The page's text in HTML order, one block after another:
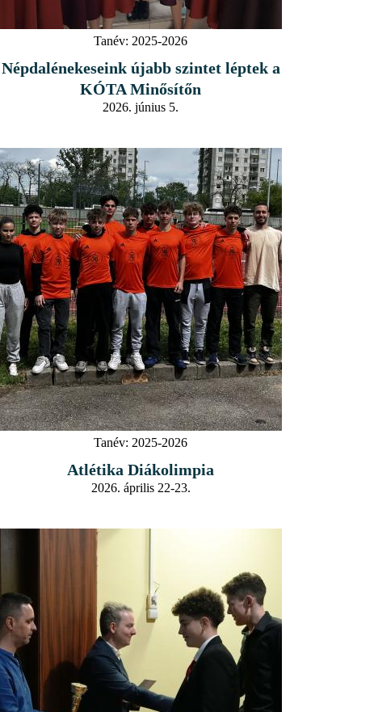
Tanév: 2025-2026
Népdalénekeseink újabb szintet léptek a
KÓTA Minősítőn
2026. június 5.
Tanév: 2025-2026
Atlétika Diákolimpia
2026. április 22-23.